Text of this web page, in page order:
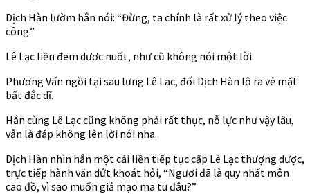
Dịch Hàn lườm hắn nói: “Đừng, ta chính là rất xử lý theo việc
công.”
Lê Lạc liền đem dược nuốt, như cũ không nói một lời.
Phương Vấn ngồi tại sau lưng Lê Lạc, đối Dịch Hàn lộ ra vẻ mặt
bất đắc dĩ.
Hắn cùng Lê Lạc cũng không phải rất thục, nỗ lực như vậy lâu,
vẫn là đáp không lên lời nói nha.
Dịch Hàn nhìn hắn một cái liền tiếp tục cấp Lê Lạc thượng dược,
trực tiếp hành văn dứt khoát hỏi, “Ngươi đã là quy nhất môn
cao đồ, vì sao muốn giả mạo ma tu đâu?”